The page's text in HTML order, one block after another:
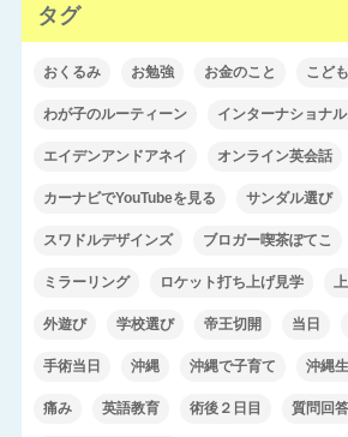
タグ
おくるみ お勉強 お金のこと こど
わが子のルーティーン インターナショナ
エイデンアンドアネイ オンライン英会話
カーナビでYouTubeを見る サンダル選び
スワドルデザインズ ブロガー喫茶ぽてこ
ミラーリング ロケット打ち上げ見学
外遊び 学校選び 帝王切開 当日
手術当日 沖縄 沖縄で子育て 沖縄
痛み 英語教育 術後２日目 質問回答